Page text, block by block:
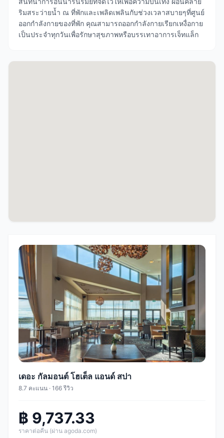
ริมสระว่ายน้ำ ณ ที่พักและเพลิดเพลินกับช่วงเวลาสบายๆที่ศูนย์
ออกกำลังกายของที่พัก คุณสามารถออกกำลังกายเรียกเหงื่อกาย
เป็นประจำทุกวันเพื่อรักษาสุขภาพหรือบรรเทาอาการเจ็ทแล็ก
เดอะ กัลมอนต์ โฮเต็ล แอนด์ สปา
8.7 คะแนน · 166 รีวิว
฿ 9,737.33
ราคาต่อคืน (ผ่าน agoda.com)